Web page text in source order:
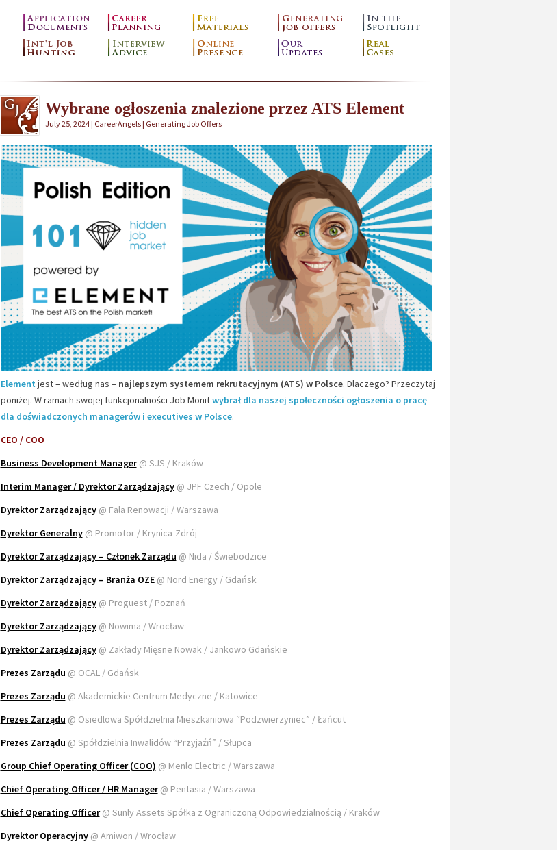
Wybrane ogłoszenia znalezione przez ATS Element
July 25, 2024 | CareerAngels | Generating Job Offers
Element jest – według nas – najlepszym systemem rekrutacyjnym (ATS) w Polsce. Dlaczego? Przeczytaj
poniżej. W ramach swojej funkcjonalności Job Monitwybrał dla naszej społeczności ogłoszenia o pracę
dla doświadczonych managerów i executives w Polsce.
CEO / COO
Business Development Manager@ SJS / Kraków
Interim Manager / Dyrektor Zarządzający@ JPF Czech / Opole
Dyrektor Zarządzający@ Fala Renowacji / Warszawa
Dyrektor Generalny @ Promotor / Krynica-Zdrój
Dyrektor Zarządzający – Członek Zarządu @ Nida / Świebodzice
Dyrektor Zarządzający – Branża OZE @ Nord Energy / Gdańsk
Dyrektor Zarządzający @ Proguest / Poznań
Dyrektor Zarządzający@ Nowima / Wrocław
Dyrektor Zarządzający @ Zakłady Mięsne Nowak / Jankowo Gdańskie
Prezes Zarządu @ OCAL / Gdańsk
Prezes Zarządu @ Akademickie Centrum Medyczne / Katowice
Prezes Zarządu @ Osiedlowa Spółdzielnia Mieszkaniowa “Podzwierzyniec” / Łańcut
Prezes Zarządu @ Spółdzielnia Inwalidów “Przyjaźń” / Słupca
Group Chief Operating Officer (COO) @ Menlo Electric / Warszawa
Chief Operating Officer / HR Manager @ Pentasia / Warszawa
Chief Operating Officer @ Sunly Assets Spółka z Ograniczoną Odpowiedzialnością / Kraków
Dyrektor Operacyjny @ Amiwon / Wrocław